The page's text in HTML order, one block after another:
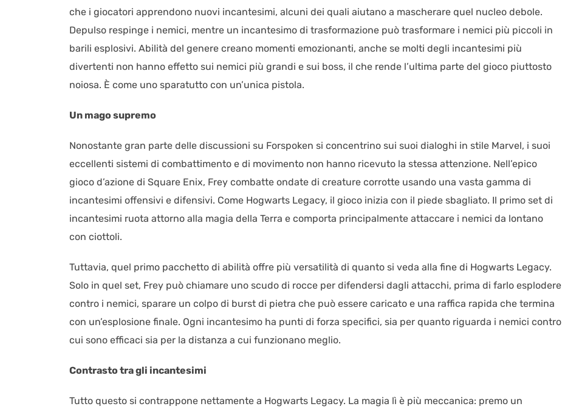
che i giocatori apprendono nuovi incantesimi, alcuni dei quali aiutano a mascherare quel nucleo debole.
Depulso respinge i nemici, mentre un incantesimo di trasformazione può trasformare i nemici più piccoli in
barili esplosivi. Abilità del genere creano momenti emozionanti, anche se molti degli incantesimi più
divertenti non hanno effetto sui nemici più grandi e sui boss, il che rende l’ultima parte del gioco piuttosto
noiosa. È come uno sparatutto con un’unica pistola.
Un mago supremo
Nonostante gran parte delle discussioni su Forspoken si concentrino sui suoi dialoghi in stile Marvel, i suoi
eccellenti sistemi di combattimento e di movimento non hanno ricevuto la stessa attenzione. Nell’epico
gioco d’azione di Square Enix, Frey combatte ondate di creature corrotte usando una vasta gamma di
incantesimi offensivi e difensivi. Come Hogwarts Legacy, il gioco inizia con il piede sbagliato. Il primo set di
incantesimi ruota attorno alla magia della Terra e comporta principalmente attaccare i nemici da lontano
con ciottoli.
Tuttavia, quel primo pacchetto di abilità offre più versatilità di quanto si veda alla fine di Hogwarts Legacy.
Solo in quel set, Frey può chiamare uno scudo di rocce per difendersi dagli attacchi, prima di farlo esplodere
contro i nemici, sparare un colpo di burst di pietra che può essere caricato e una raffica rapida che termina
con un’esplosione finale. Ogni incantesimo ha punti di forza specifici, sia per quanto riguarda i nemici contro
cui sono efficaci sia per la distanza a cui funzionano meglio.
Contrasto tra gli incantesimi
Tutto questo si contrappone nettamente a Hogwarts Legacy. La magia lì è più meccanica: premo un